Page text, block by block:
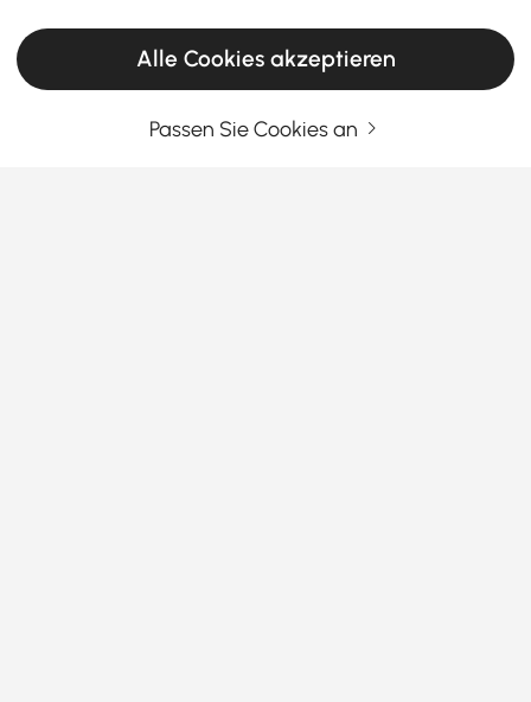
Products in the current category have been updated to show the latest 1 items
Alle Cookies akzeptieren
Passen Sie Cookies an